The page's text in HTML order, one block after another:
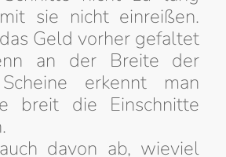
sie nicht einreißen.
Geld vorher gefaltet
an der Breite der
erkennt man
breit die Einschnitte
davon ab, wieviel